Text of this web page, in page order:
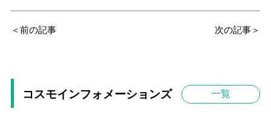
＜前の記事 次の記事＞
コスモインフォメーションズ 一覧